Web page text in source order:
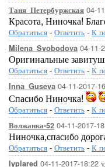
Таня_Петербуржская 04-
Красота, Ниночка!
Обратиться - Ответить - К
Milena_Svobodova 04-11-
Оригинальные
Обратиться - Ответить - К
Inna_Guseva 04-11-2017-
Спасибо Ниночка!
Обратиться - Ответить - К
Волжанка-52 04-11-2017-
Ниночка,спасибо
Обратиться - Ответить - К
lyplared 04-11-2017-18:22